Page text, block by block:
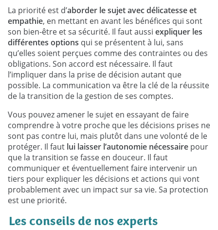
La priorité est d’aborder le sujet avec délicatesse et
empathie, en mettant en avant les bénéfices qui sont
son bien-être et sa sécurité. Il faut aussi expliquer les
différentes options qui se présentent à lui, sans
qu’elles soient perçues comme des contraintes ou des
obligations. Son accord est nécessaire. Il faut
l’impliquer dans la prise de décision autant que
possible. La communication va être la clé de la réussite
de la transition de la gestion de ses comptes.
Vous pouvez amener le sujet en essayant de faire
comprendre à votre proche que les décisions prises ne
sont pas contre lui, mais plutôt dans une volonté de le
protéger. Il faut lui laisser l’autonomie nécessaire pour
que la transition se fasse en douceur. Il faut
communiquer et éventuellement faire intervenir un
tiers pour expliquer les décisions et actions qui vont
probablement avec un impact sur sa vie. Sa protection
est une priorité.
Les conseils de nos experts